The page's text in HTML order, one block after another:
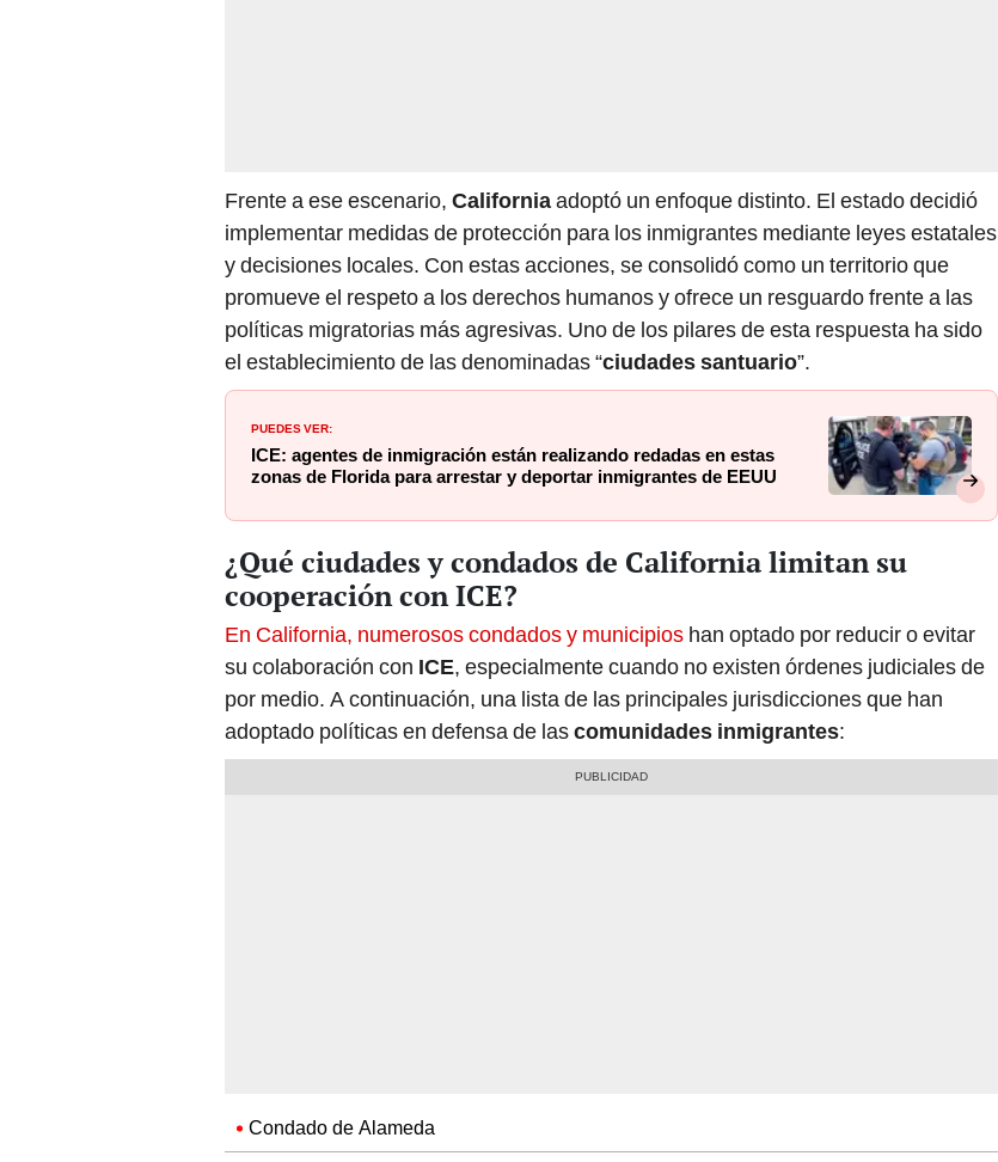
Frente a ese escenario, Californiaadoptó un enfoque distinto. El estado decidió
implementar medidas de protección para los inmigrantes mediante leyes estatales
y decisiones locales. Con estas acciones, se consolidó como un territorio que
promueve el respeto a los derechos humanos y ofrece un resguardo frente a las
políticas migratorias más agresivas. Uno de los pilares de esta respuesta ha sido
el establecimiento de las denominadas “ciudades santuario”.
PUEDES VER:
ICE: agentes de inmigración están realizando redadas en estas
zonas de Florida para arrestar y deportar inmigrantes de EEUU
¿Qué ciudades y condados de California limitan su
cooperación con ICE?
En California, numerosos condados y municipios han optado por reducir o evitar
su colaboración con ICE, especialmente cuando no existen órdenes judiciales de
por medio. A continuación, una lista de las principales jurisdicciones que han
adoptado políticas en defensa de lascomunidades inmigrantes:
Condado de Alameda